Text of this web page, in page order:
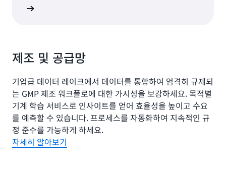
제조 및 공급망
기업급 데이터 레이크에서 데이터를 통합하여 엄격히 규제되
는 GMP 제조 워크플로에 대한 가시성을 보강하세요. 목적별
기계 학습 서비스로 인사이트를 얻어 효율성을 높이고 수요
를 예측할 수 있습니다. 프로세스를 자동화하여 지속적인 규
정 준수를 가능하게 하세요.
자세히 알아보기